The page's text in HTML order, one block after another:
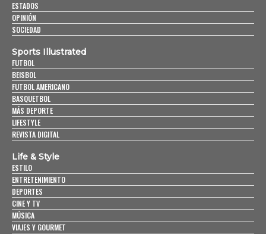
ESTADOS
OPINIÓN
SOCIEDAD
Sports Illustrated
FUTBOL
BEISBOL
FUTBOL AMERICANO
BASQUETBOL
MÁS DEPORTE
LIFESTYLE
REVISTA DIGITAL
Life & Style
ESTILO
ENTRETENIMIENTO
DEPORTES
CINE Y TV
MÚSICA
VIAJES Y GOURMET